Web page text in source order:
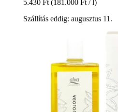
5.430 Ft (181.000 Ft / l)
Szállítás eddig: augusztus 11.